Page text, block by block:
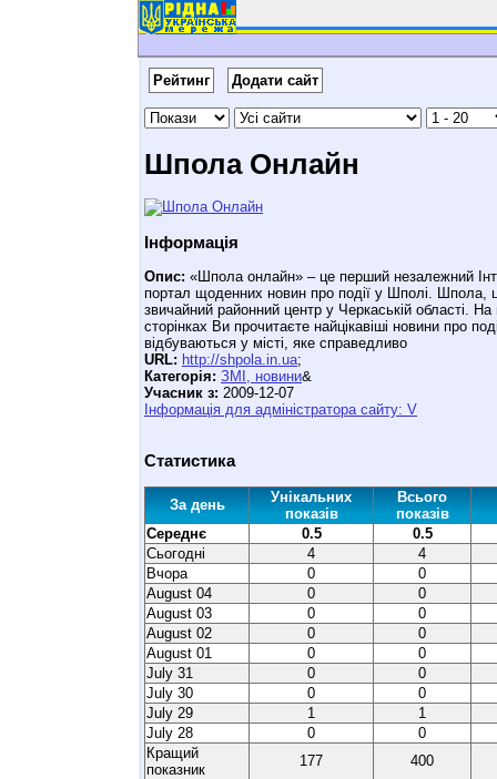
Рейтинг Додати сайт
Шпола Онлайн
Інформація
Опис: «Шпола онлайн» – це перший незалежний
портал щоденних новин про події у Шполі. Шпола,
звичайний районний центр у Черкаській області.
сторінках Ви прочитаєте найцікавіші новини про
відбуваються у місті, яке справедливо
URL: http://shpola.in.ua;
Категорія: ЗМІ, новини&
Учасник з: 2009-12-07
Інформація для адміністратора сайту: V
Статистика
За день
Унікальних
показів
Всього
показів
Середнє
0.5
0.5
Сьогодні
4
4
Вчора
0
0
August 04
0
0
August 03
0
0
August 02
0
0
August 01
0
0
July 31
0
0
July 30
0
0
July 29
1
1
July 28
0
0
Кращий
показник
177 400